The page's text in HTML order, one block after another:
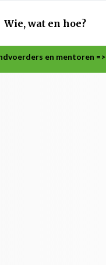
Wie, wat en hoe?
en mentoren =>